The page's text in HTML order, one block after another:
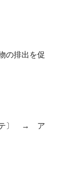
の排出を促
テ〕 → ア